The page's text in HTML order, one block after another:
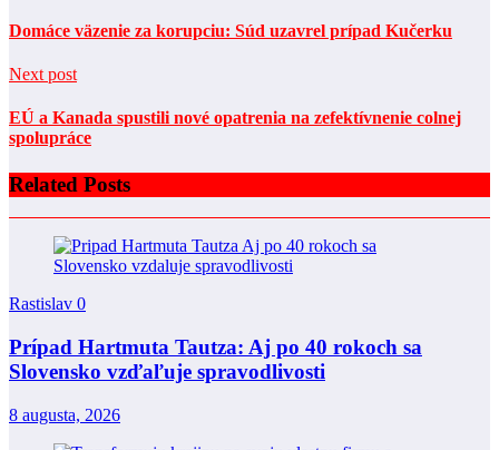
Domáce väzenie za korupciu: Súd uzavrel prípad Kučerku
Next post
EÚ a Kanada spustili nové opatrenia na zefektívnenie colnej
spolupráce
Related Posts
Rastislav 0
Prípad Hartmuta Tautza: Aj po 40 rokoch sa
Slovensko vzďaľuje spravodlivosti
8 augusta, 2026